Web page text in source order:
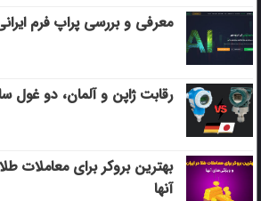
معرفی و بررسی پراپ فرم ایرانی
رقابت ژاپن و آلمان، دو غول
بهترین بروکر برای معاملات
آنها